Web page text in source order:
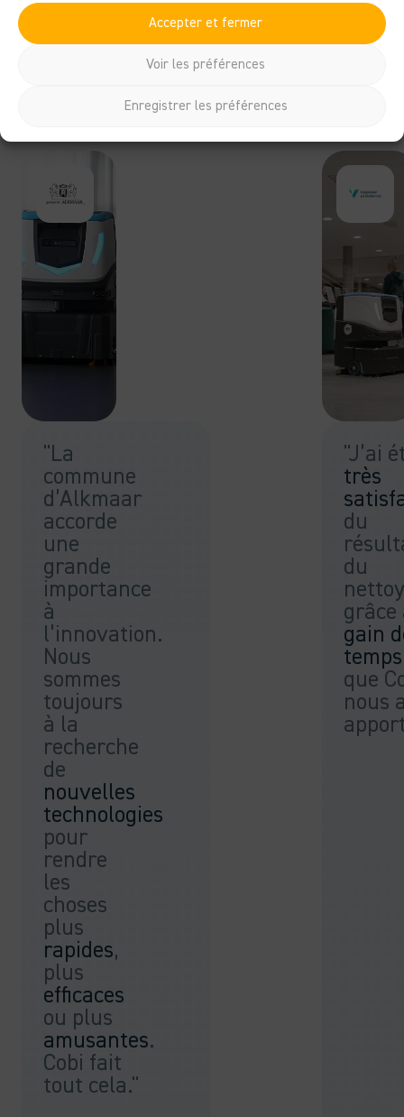
Accepter et fermer
Voir les préférences
Enregistrer les préférences
Chaque organisation a ses propres défis de nettoyage.
contrôle, d’efficacité et de sérénité dans leur travail
quotidien grâce à la technologie intelligente.
"La
commune
d’Alkmaar
accorde
une
grande
importance
à
l’innovation.
Nous
sommes
toujours
à la
recherche
de
nouvelles
technologies
pour
rendre
les
choses
plus
rapides,
plus
efficaces
ou plus
amusantes.
Cobi fait
tout cela."
"J’ai
très
du
du
grâce
gain
temps
que
nous